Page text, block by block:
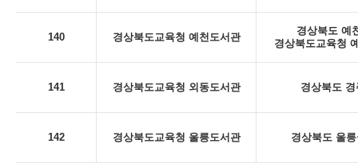
140 경상북도교육청 예천도서관
경상북도 예
경상북도교육청
141 경상북도교육청 외동도서관 경상북도
142 경상북도교육청 울릉도서관 경상북도 울